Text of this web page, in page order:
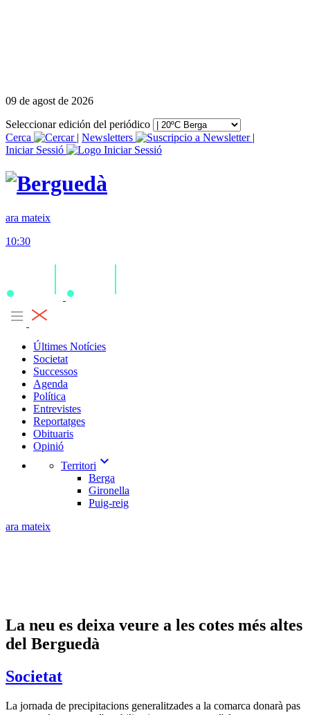
09 de agost de 2026
Seleccionar edición del periódico
Cerca
| Newsletters
|
Iniciar Sessió
ara mateix
10:30
Últimes Notícies
Societat
Successos
Agenda
Política
Entrevistes
Reportatges
Obituaris
Opinió
Territori expand_more
Berga
Gironella
Puig-reig
ara mateix
La neu es deixa veure a les cotes més altes
del Berguedà
Societat
La jornada de precipitacions generalitzades a la comarca donarà pas